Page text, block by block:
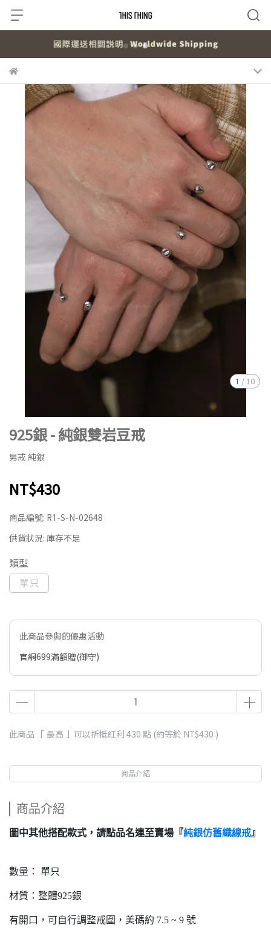
1 / 10
925銀 - 純銀雙岩豆戒
男戒 純銀
NT$430
商品編號: R1-S-N-02648
供貨狀況: 庫存不足
類型
單只
此商品參與的優惠活動
官網699滿額贈(御守)
此商品 「 最高 」可以折抵紅利 430 點 (約等於 NT$430 )
商品介紹
商品介紹
圖中其他搭配款式，請點品名連至賣場『純銀仿舊織線戒』
數量： 單只
材質：整體925銀
有開口，可自行調整戒圍，美碼約 7.5 ~ 9 號